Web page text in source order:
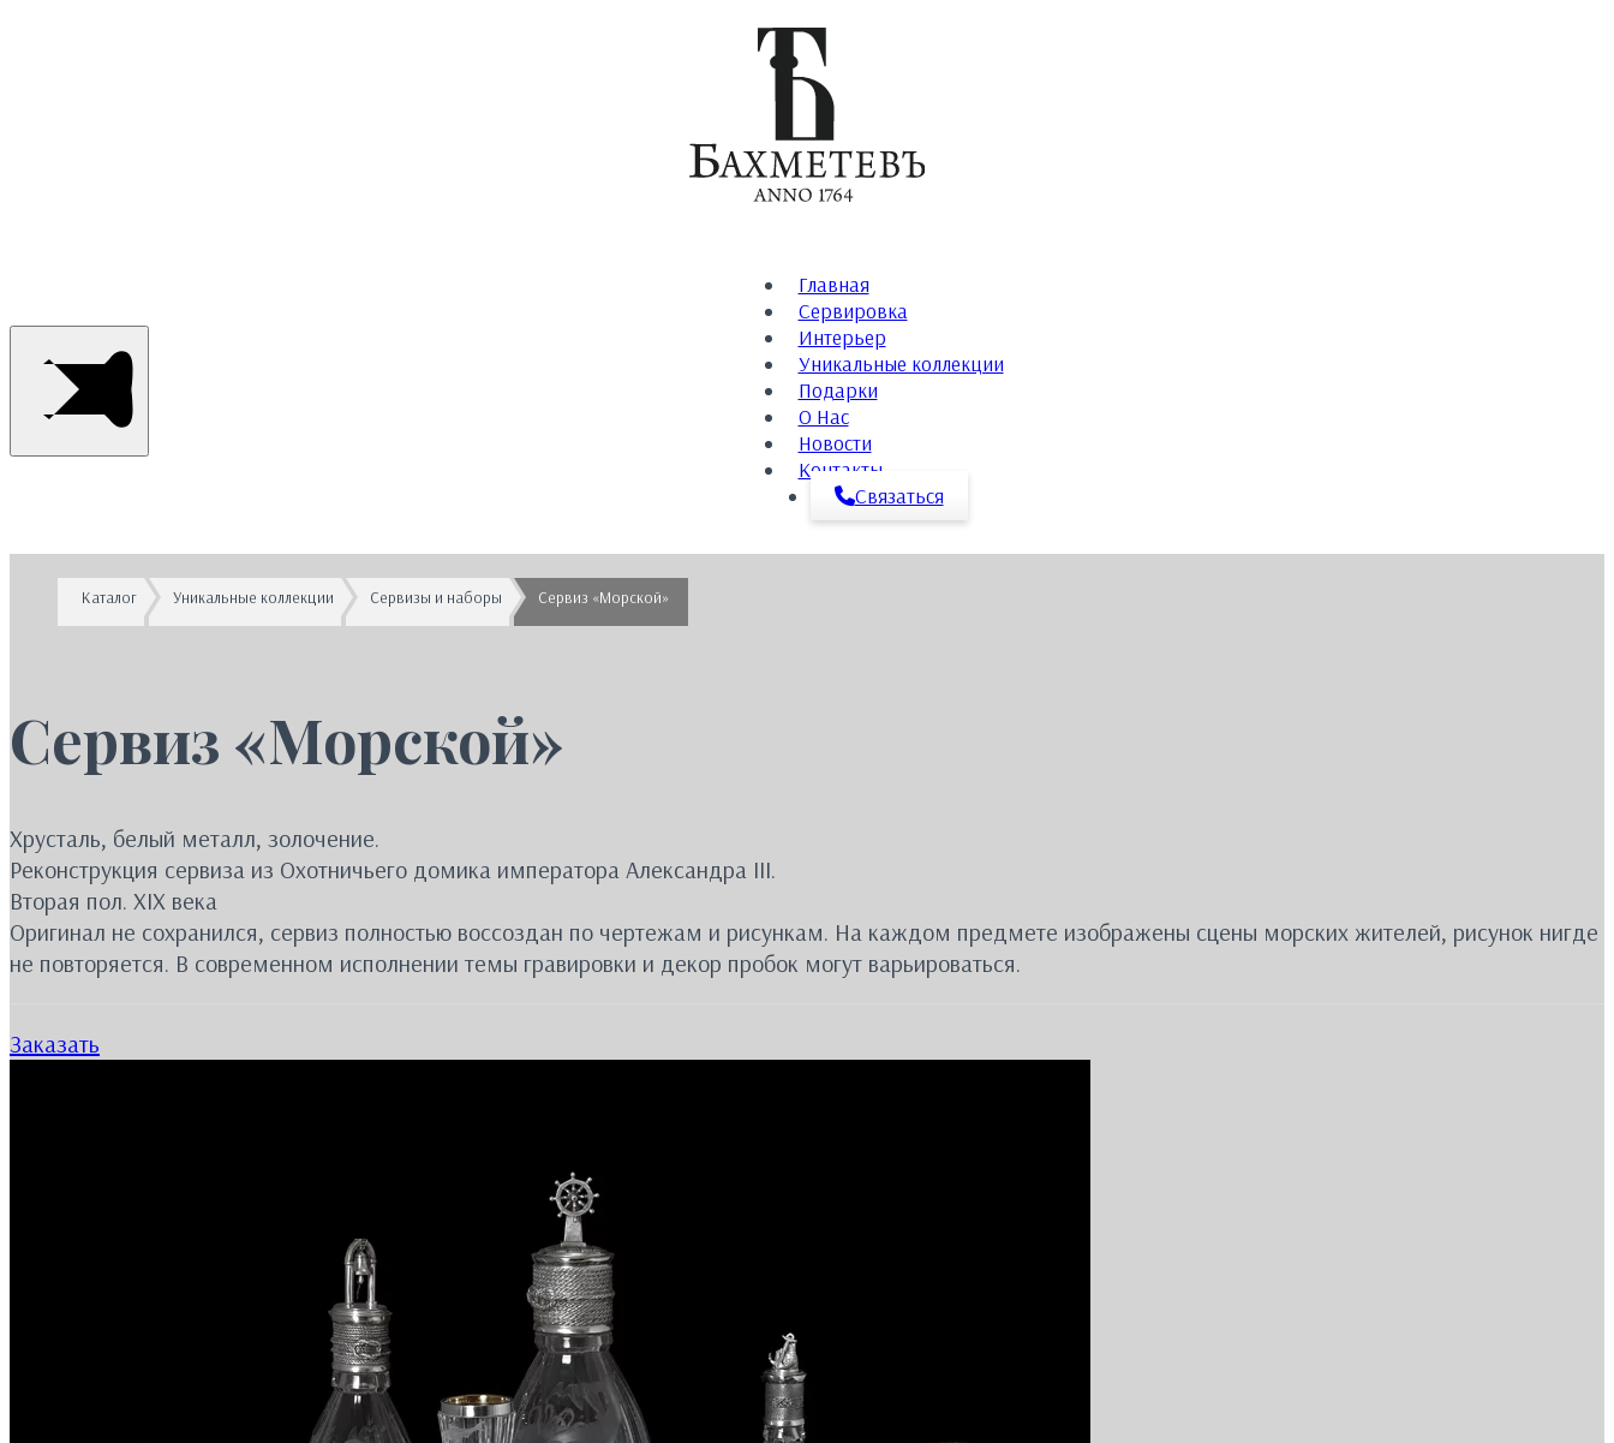
Главная
Сервировка
Интерьер
Уникальные коллекции
Подарки
О Нас
Новости
Контакты
Связаться
Каталог Уникальные коллекции Сервизы и наборы Сервиз «Морской»
Сервиз «Морской»
Хрусталь, белый металл, золочение.
Реконструкция сервиза из Охотничьего домика императора Александра III.
Вторая пол. XIX века
Оригинал не сохранился, сервиз полностью воссоздан по чертежам и рисункам. На каждом предмете изображены сцены морских жителей, рисунок нигде
не повторяется. В современном исполнении темы гравировки и декор пробок могут варьироваться.
Заказать